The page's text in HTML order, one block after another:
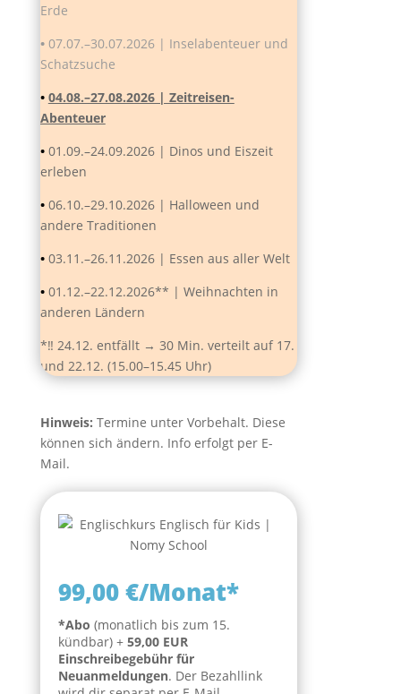
Erde
• 07.07.–30.07.2026 | Inselabenteuer und
Schatzsuche
• 04.08.–27.08.2026 | Zeitreisen-
Abenteuer
• 01.09.–24.09.2026 | Dinos und Eiszeit
erleben
• 06.10.–29.10.2026 | Halloween und
andere Traditionen
• 03.11.–26.11.2026 | Essen aus aller Welt
• 01.12.–22.12.2026** | Weihnachten in
anderen Ländern
*‼️ 24.12. entfällt → 30 Min. verteilt auf 17.
und 22.12. (15.00–15.45 Uhr)
Hinweis: Termine unter Vorbehalt. Diese
können sich ändern. Info erfolgt per E-
Mail.
99,00 €/Monat*
*Abo (monatlich bis zum 15.
kündbar) + 59,00 EUR
Einschreibegebühr für
Neuanmeldungen. Der Bezahllink